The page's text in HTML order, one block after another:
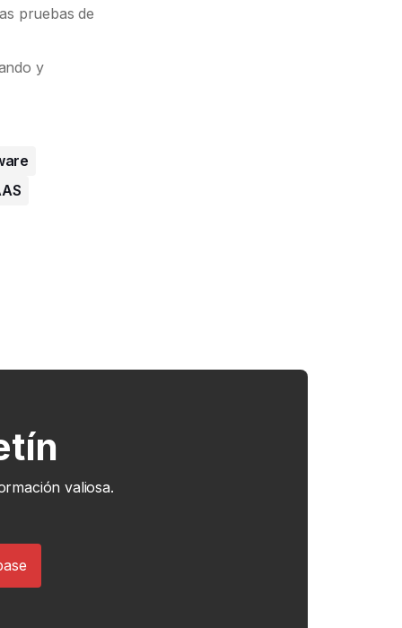
pruebas de
y
valiosa.